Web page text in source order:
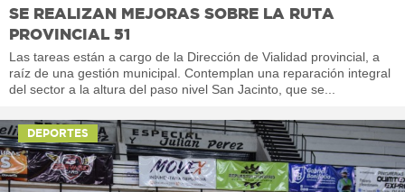
SE REALIZAN MEJORAS SOBRE LA RUTA
PROVINCIAL 51
Las tareas están a cargo de la Dirección de Vialidad provincial, a
raíz de una gestión municipal. Contemplan una reparación integral
del sector a la altura del paso nivel San Jacinto, que se...
DEPORTES